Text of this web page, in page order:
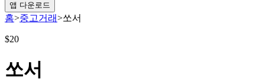
앱 다운로드
홈>중고거래>쏘서
$20
쏘서